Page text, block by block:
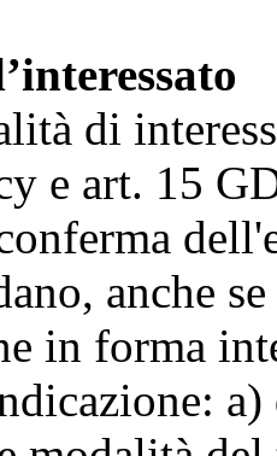
di
e art. 15
anche
in forma